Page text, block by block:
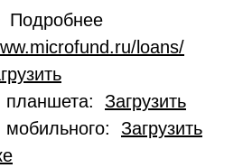
Подробнее
loans/
планшета: Загрузить
Загрузить